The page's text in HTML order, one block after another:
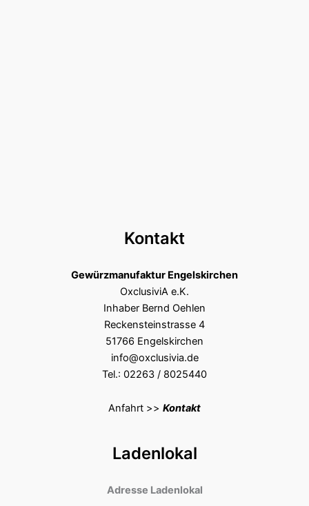
Kontakt
Gewürzmanufaktur Engelskirchen
OxclusiviA e.K.
Inhaber Bernd Oehlen
Reckensteinstrasse 4
51766 Engelskirchen
info@oxclusivia.de
Tel.: 02263 / 8025440
Anfahrt >> Kontakt
Ladenlokal
Adresse Ladenlokal